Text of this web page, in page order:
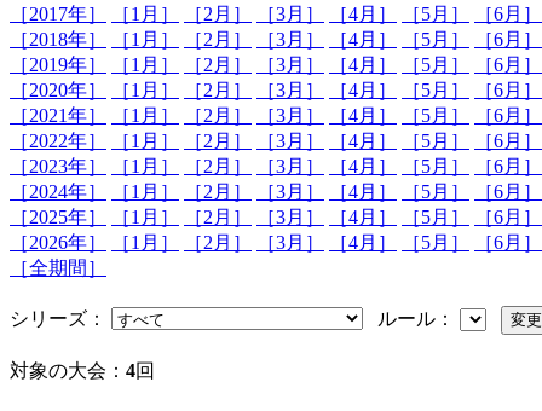
［2017年］
［1月］ ［2月］ ［3月］ ［4月］ ［5月］
［6月］
［2018年］
［1月］ ［2月］ ［3月］ ［4月］ ［5月］
［6月］
［2019年］
［1月］ ［2月］ ［3月］ ［4月］ ［5月］
［6月］
［2020年］
［1月］ ［2月］ ［3月］ ［4月］ ［5月］
［6月］
［2021年］
［1月］ ［2月］ ［3月］ ［4月］ ［5月］
［6月］
［2022年］
［1月］ ［2月］ ［3月］ ［4月］ ［5月］
［6月］
［2023年］
［1月］ ［2月］ ［3月］ ［4月］ ［5月］
［6月］
［2024年］
［1月］ ［2月］ ［3月］ ［4月］ ［5月］
［6月］
［2025年］
［1月］ ［2月］ ［3月］ ［4月］ ［5月］
［6月］
［2026年］
［1月］ ［2月］ ［3月］ ［4月］ ［5月］
［6月］
［全期間］
シリーズ： ルール：
対象の大会： 4回